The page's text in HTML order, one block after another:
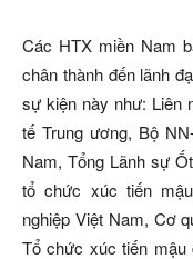
Các HTX miền Nam
chân thành đến lãnh
sự kiện này như: Liên
tế Trung ương, Bộ
Nam, Tổng Lãnh sự
tổ chức xúc tiến
nghiệp Việt Nam, Cơ
Tổ chức xúc tiến